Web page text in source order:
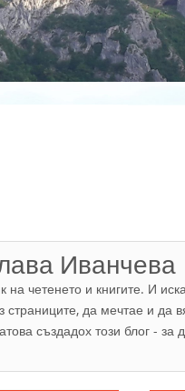
Иванчева
на четенето и книгите. И
страниците, да мечтае и да
създадох този блог -